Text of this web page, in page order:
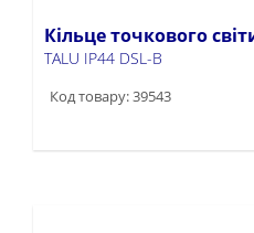
Кільце точкового
TALU IP44 DSL-B
Код товару: 39543